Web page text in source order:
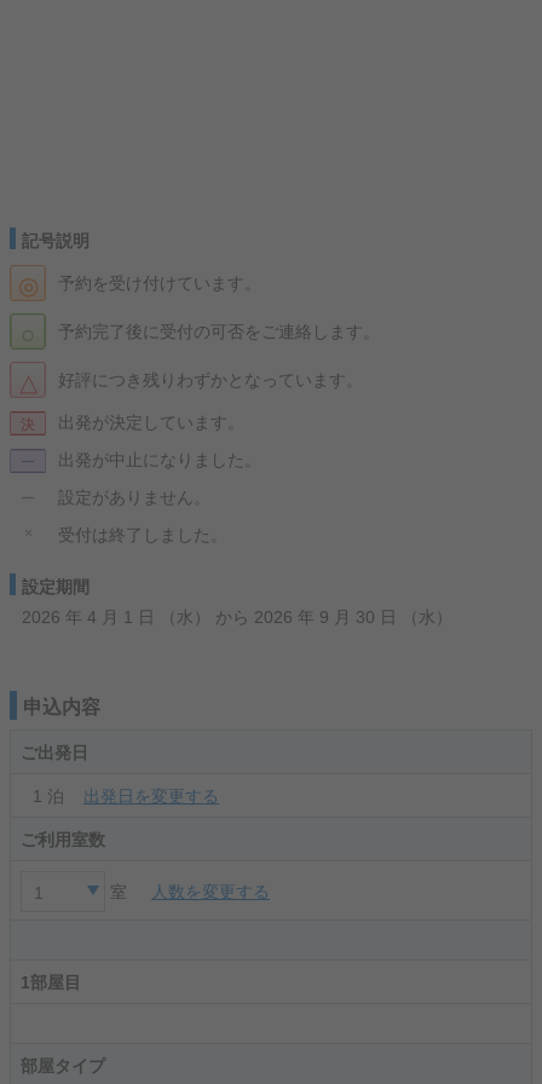
記号説明
◎ 予約を受け付けています。
決 出発が決定しています。
○ 予約完了後に受付の可否をご連絡します。
ー 出発が中止になりました。
△ 好評につき残りわずかとなっています。
ー 設定がありません。
× 受付は終了しました。
設定期間
2026 年 4 月 1 日 （水） から 2026 年 9 月 30 日 （水）
申込内容
ご出発日
1 泊 出発日を変更する
ご利用室数
1 室 人数を変更する
1部屋目
部屋タイプ